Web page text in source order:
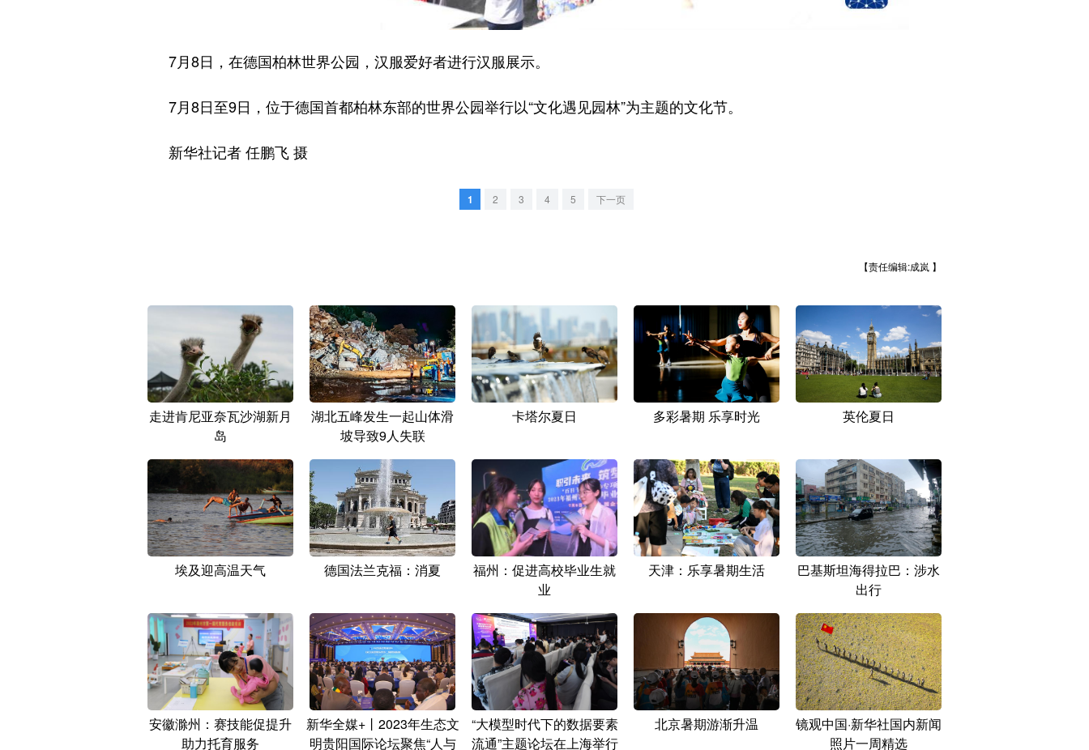
7月8日，在德国柏林世界公园，汉服爱好者进行汉服展示。
7月8日至9日，位于德国首都柏林东部的世界公园举行以“文化遇见园林”为主题的文化节。
新华社记者 任鹏飞 摄
1 2 3 4 5 下一页
【责任编辑:成岚 】
走进肯尼亚奈瓦沙湖新月
岛
湖北五峰发生一起山体滑
坡导致9人失联
卡塔尔夏日 多彩暑期 乐享时光 英伦夏日
埃及迎高温天气 德国法兰克福：消夏
福州：促进高校毕业生就
业
天津：乐享暑期生活
巴基斯坦海得拉巴：涉水
出行
安徽滁州：赛技能促提升
助力托育服务
新华全媒+丨2023年生态文
明贵阳国际论坛聚焦“人与
“大模型时代下的数据要素
流通”主题论坛在上海举行
北京暑期游渐升温
镜观中国·新华社国内新闻
照片一周精选